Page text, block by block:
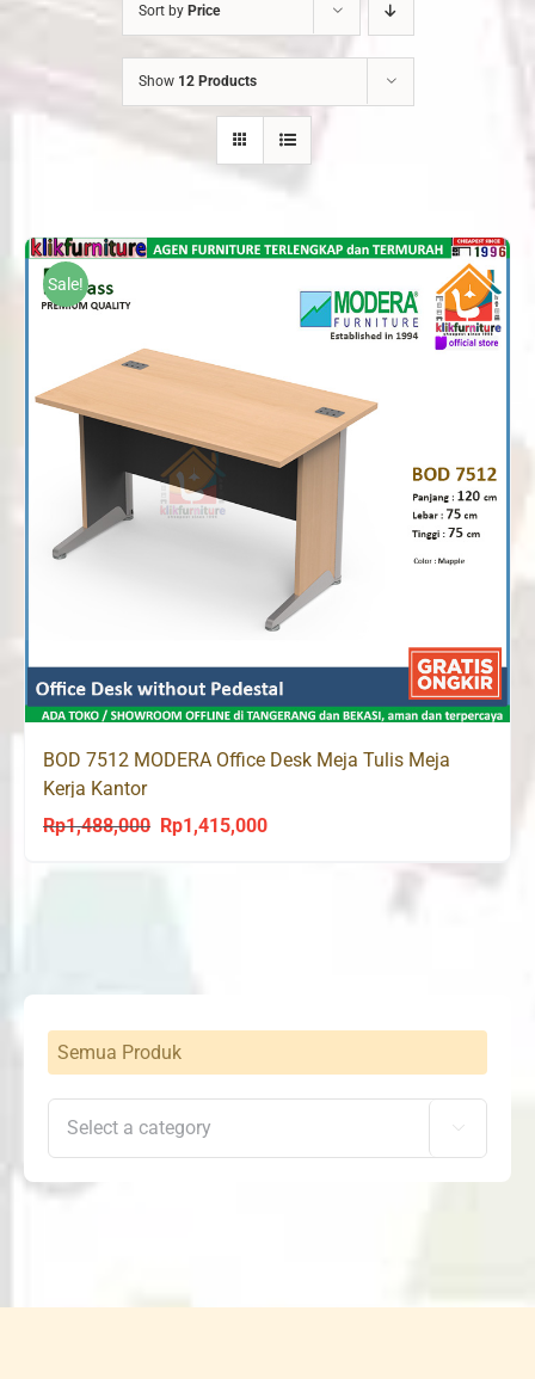
Sort by Price
Show 12 Products
Sale!
BOD 7512 MODERA Office Desk Meja Tulis Meja
Kerja Kantor
Rp1,488,000
Original
Rp1,415,000Current
Semua Produk
